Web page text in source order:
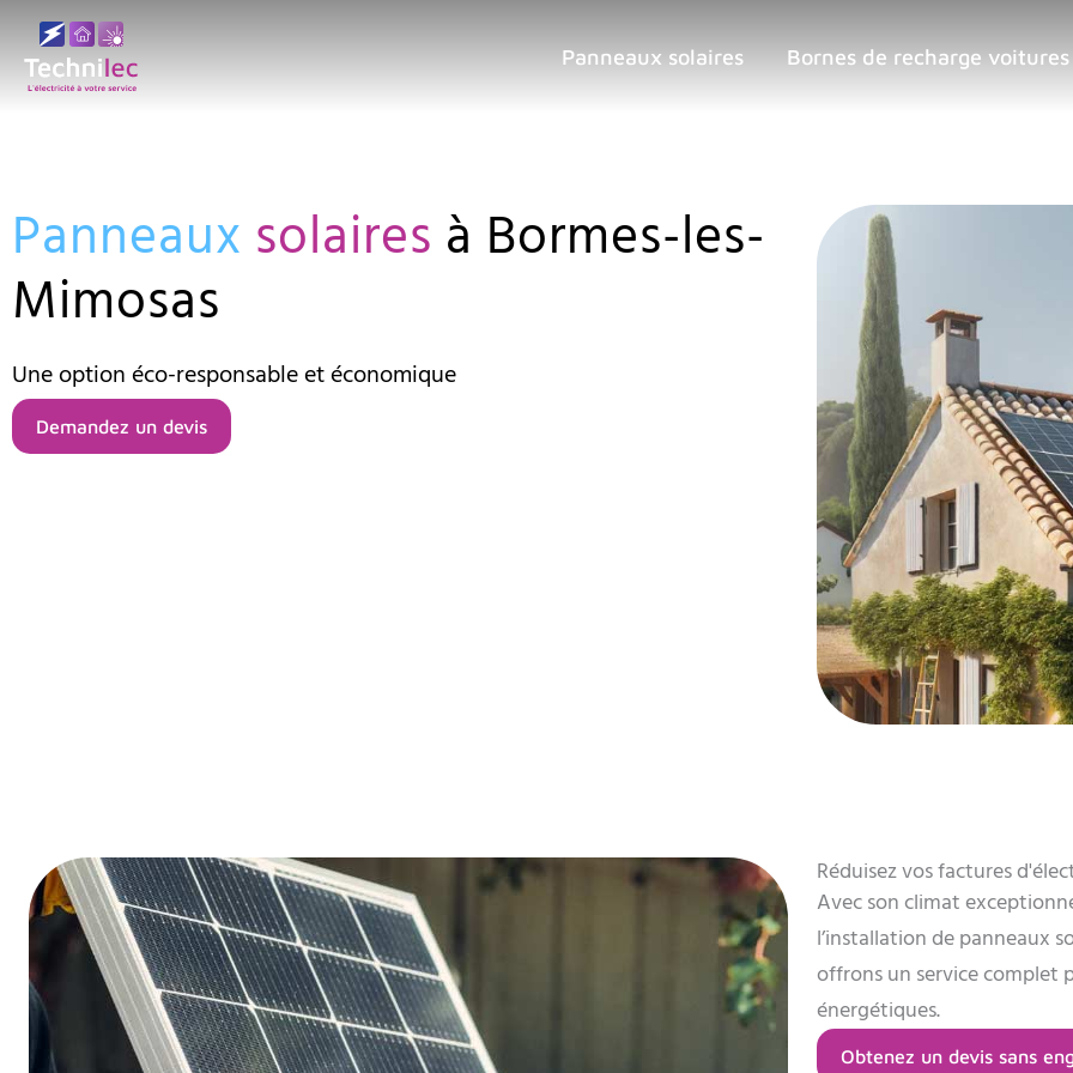
Aller
contenu
Panneaux solaires Bornes de recharge voitures
Panneaux solaires à Bormes-les-
Mimosas
Une option éco-responsable et économique
Demandez un devis
Réduisez vos factures
Avec son climat
l’installation de panneaux
offrons un service complet
énergétiques.
Obtenez un devis sans